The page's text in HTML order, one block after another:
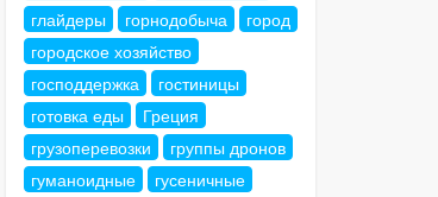
глайдеры
горнодобыча
город
городское хозяйство
господдержка
гостиницы
готовка еды
Греция
грузоперевозки
группы дронов
гуманоидные
гусеничные